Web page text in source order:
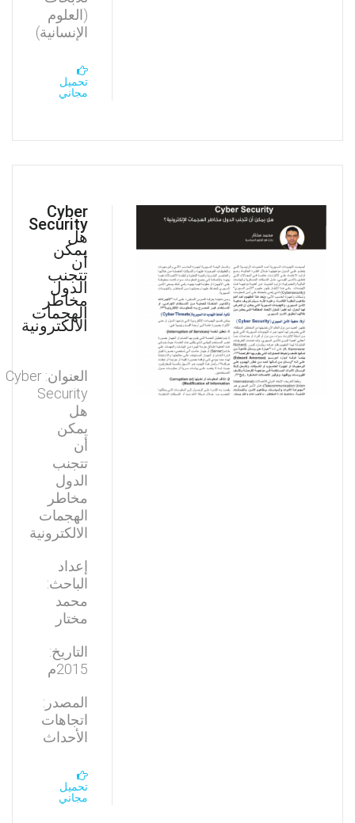
(العلوم
الإنسانية)
تحميل
مجاني
Cyber
Security
هل
يمكن
أن
تتجنب
الدول
مخاطر
الهجمات
الالكترونية
العنوان: Cyber
Security
هل
يمكن
أن
تتجنب
الدول
مخاطر
الهجمات
الالكترونية
إعداد
الباحث:
محمد
مختار
التاريخ:
2015م
المصدر:
اتجاهات
الأحداث
تحميل
مجاني